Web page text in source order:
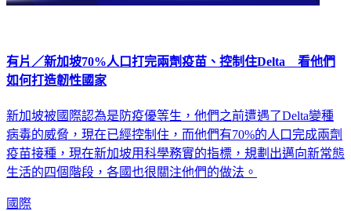
有片／新加坡70%人口打完兩劑疫苗、控制住Delta 看他們
如何打造韌性國家
新加坡被國際認為是防疫優等生，他們之前遭遇了Delta變種
病毒的威脅，現在已經控制住，而他們有70%的人口完成兩劑
疫苗接種，現在新加坡用科學務實的指標，規劃出邁向新常態
生活的四個階段，各國也很關注他們的做法。
國際